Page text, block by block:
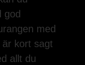
god
med
kort sagt
allt du